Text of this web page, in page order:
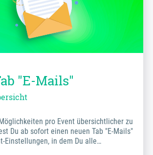
"E-Mails"
pro Event übersichtlicher zu
Du ab sofort einen neuen Tab "E-Mails"
Einstellungen, in dem Du alle…